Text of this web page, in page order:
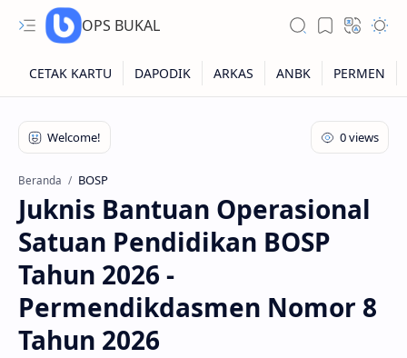
OPS BUKAL
Kartu NUPTK
Kartu NRG
Kartu NISN
Kartu NISN Foto
Kartu NISN Massal
Beranda BOSP
Juknis Bantuan Operasional
Satuan Pendidikan BOSP
Tahun 2026 -
Permendikdasmen Nomor 8
Tahun 2026